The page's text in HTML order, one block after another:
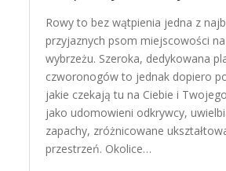
Rowy to bez wątpienia jedna z
przyjaznych psom miejscowości
wybrzeżu. Szeroka, dedykowana
czworonogów to jednak dopiero
jakie czekają tu na Ciebie i
jako udomowieni odkrywcy,
zapachy, zróżnicowane
przestrzeń. Okolice…